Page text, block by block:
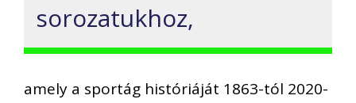
sorozatukhoz,
amely a sportág históriáját 1863-tól 2020-